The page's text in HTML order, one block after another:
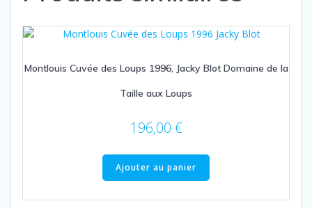
Montlouis Cuvée des Loups 1996, Jacky Blot Domaine de la
Taille aux Loups
196,00 €
Ajouter au panier